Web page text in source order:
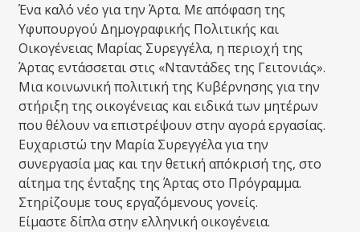
Ένα καλό νέο για την Άρτα. Με απόφαση της
Υφυπουργού Δημογραφικής Πολιτικής και
Οικογένειας Μαρίας Συρεγγέλα, η περιοχή της
Άρτας εντάσσεται στις «Νταντάδες της Γειτονιάς».
Μια κοινωνική πολιτική της Κυβέρνησης για την
στήριξη της οικογένειας και ειδικά των μητέρων
που θέλουν να επιστρέψουν στην αγορά εργασίας.
Ευχαριστώ την Μαρία Συρεγγέλα για την
συνεργασία μας και την θετική απόκρισή της, στο
αίτημα της ένταξης της Άρτας στο Πρόγραμμα.
Στηρίζουμε τους εργαζόμενους γονείς.
Είμαστε δίπλα στην ελληνική οικογένεια.